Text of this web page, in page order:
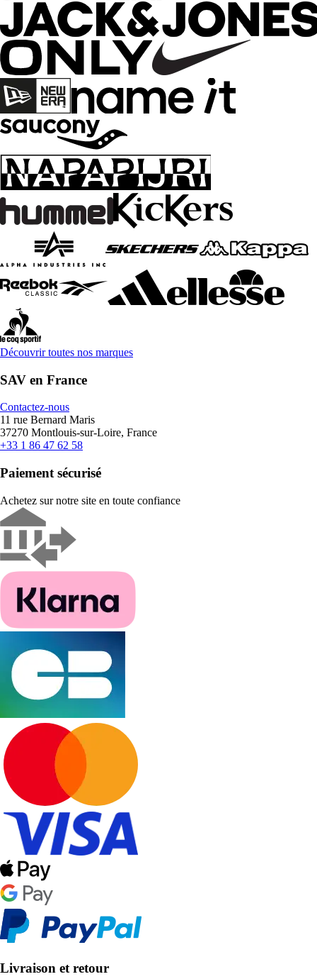
Découvrir toutes nos marques
SAV en France
Contactez-nous
11 rue Bernard Maris
37270 Montlouis-sur-Loire, France
+33 1 86 47 62 58
Paiement sécurisé
Achetez sur notre site en toute confiance
Livraison et retour